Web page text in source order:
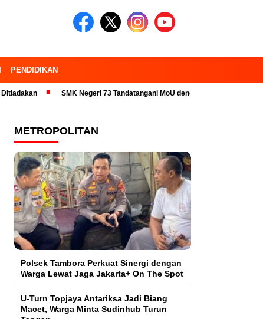
PENDIDIKAN
SMK Negeri 73 Tandatangani MoU dengan 23 Industri Pariwisata dan
METROPOLITAN
Polsek Tambora Perkuat Sinergi dengan
Warga Lewat Jaga Jakarta+ On The Spot
U-Turn Topjaya Antariksa Jadi Biang
Macet, Warga Minta Sudinhub Turun